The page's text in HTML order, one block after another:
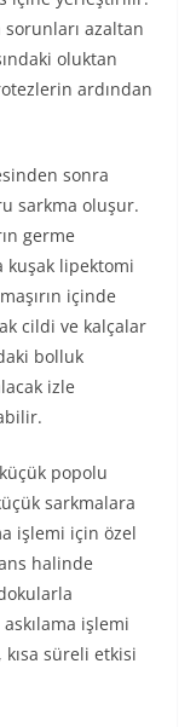
azaltan
oluktan
ardından
sonra
sarkma oluşur.
germe
kuşak lipektomi
içinde
cildi ve kalçalar
bolluk
izle
popolu
sarkmalara
işlemi için özel
halinde
işlemi
süreli etkisi